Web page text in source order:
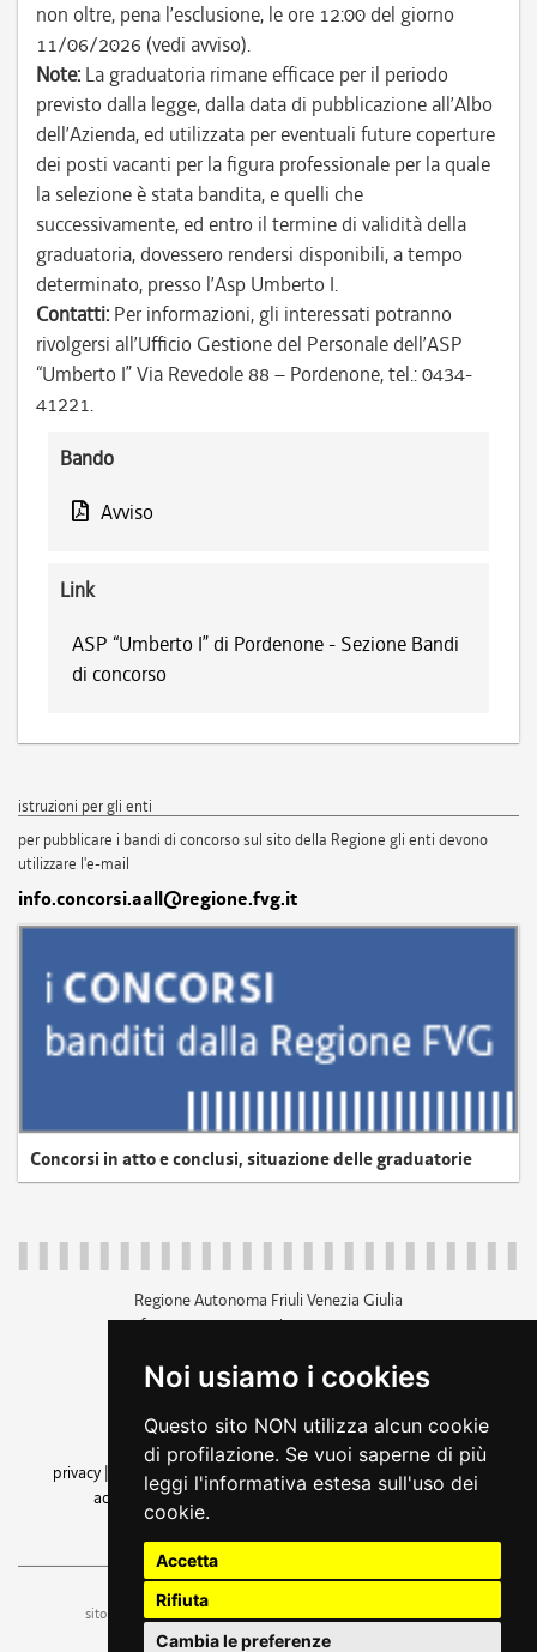
Noi usiamo i cookies
Questo sito NON utilizza alcun cookie
di profilazione. Se vuoi saperne di più
leggi l'informativa estesa sull'uso dei
cookie.
Accetta
Rifiuta
Cambia le preferenze
non oltre, pena l’esclusione, le ore 12:00 del giorno
11/06/2026 (vedi avviso).
Note: La graduatoria rimane efficace per il periodo
previsto dalla legge, dalla data di pubblicazione all’Albo
dell’Azienda, ed utilizzata per eventuali future coperture
dei posti vacanti per la figura professionale per la quale
la selezione è stata bandita, e quelli che
successivamente, ed entro il termine di validità della
graduatoria, dovessero rendersi disponibili, a tempo
determinato, presso l’Asp Umberto I.
Contatti: Per informazioni, gli interessati potranno
rivolgersi all’Ufficio Gestione del Personale dell’ASP
“Umberto I” Via Revedole 88 – Pordenone, tel.: 0434-
41221.
Bando
Avviso
Link
ASP “Umberto I” di Pordenone - Sezione Bandi
di concorso
istruzioni per gli enti
per pubblicare i bandi di concorso sul sito della Regione gli enti devono
utilizzare l'e-mail
info.concorsi.aall@regione.fvg.it
Concorsi in atto e conclusi, situazione delle graduatorie
Regione Autonoma Friuli Venezia Giulia
c.f. 80014930327; p.iva 00526040324
+39 040 3771111
amministrazione trasparente
privacy
cookie |note legali accessibilità
dichiarazione di
accessibilità| feedback
cambio preferenze cookie
sito a cura dell'ufficio stampa e comunicazione